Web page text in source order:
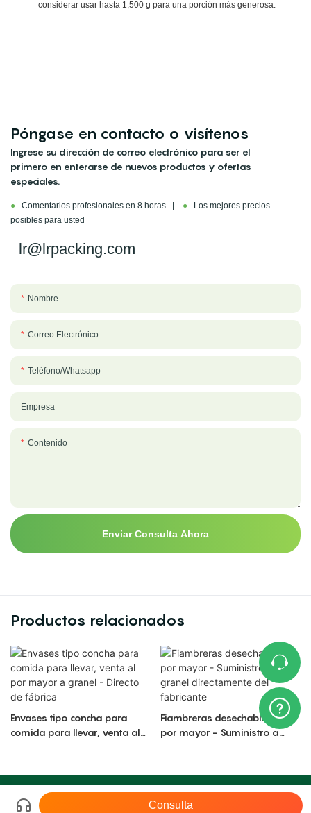
considerar usar hasta 1,500 g para una porción más generosa.
Póngase en contacto o visítenos
Ingrese su dirección de correo electrónico para ser el
primero en enterarse de nuevos productos y ofertas
especiales.
● Comentarios profesionales en 8 horas | ●
Los mejores precios
posibles para usted
lr@lrpacking.com
Nombre
Correo Electrónico
Teléfono/whatsapp
Empresa
Contenido
Enviar Consulta Ahora
Productos relacionados
Envases tipo concha para
comida para llevar, venta al
Fiambreras desechables al
por mayor - Suministro a
Copyright © 2026 LR | Mapa del sitio粤ICP备17140818号-2
Consulta